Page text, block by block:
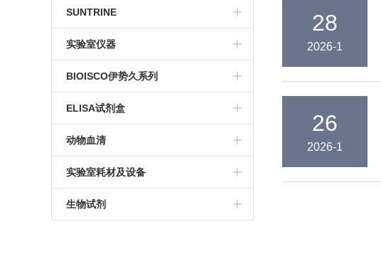
移液管
冻存系列
PCR系列
色谱耗材
仪器及手套
电动移液器
单道移液器
手动多道移液器
手动分液器
SUNTRINE
血清移液管
实验室仪器
大龙移液器
电泳仪
BIOISCO伊势久系列
染色试剂
ELISA试剂盒
检测试剂盒
动物血清
实验室耗材及设备
96孔深孔板
生物试剂
28
2026-1
26
2026-1